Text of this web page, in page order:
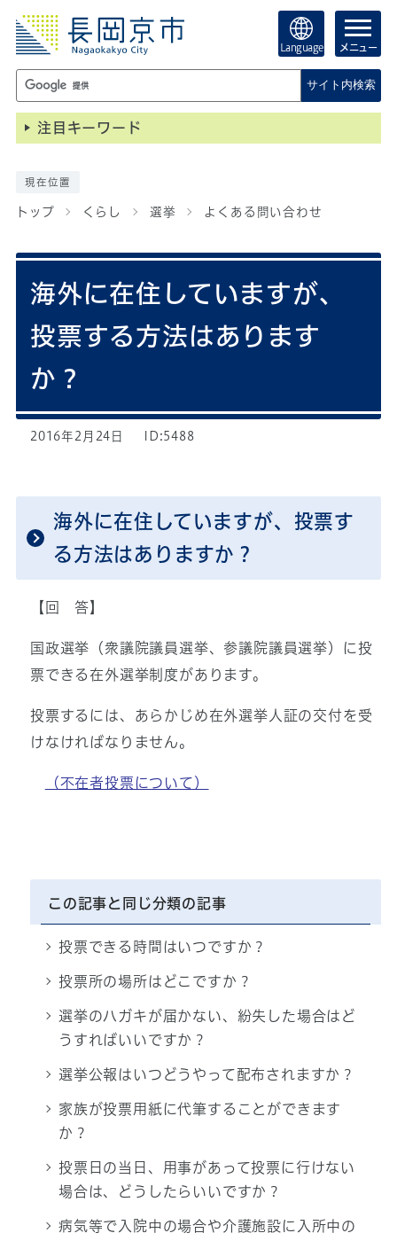
Language メニュー
サイト内検索
注目キーワード
現在位置
トップ くらし 選挙 よくある問い合わせ
海外に在住していますが、
投票する方法はあります
か？
2016年2月24日 ID:5488
海外に在住していますが、投票す
る方法はありますか？
【回 答】
国政選挙（衆議院議員選挙、参議院議員選挙）に投
票できる在外選挙制度があります。
投票するには、あらかじめ在外選挙人証の交付を受
けなければなりません。
（不在者投票について）
この記事と同じ分類の記事
投票できる時間はいつですか？
投票所の場所はどこですか？
選挙のハガキが届かない、紛失した場合はど
うすればいいですか？
選挙公報はいつどうやって配布されますか？
家族が投票用紙に代筆することができます
か？
投票日の当日、用事があって投票に行けない
場合は、どうしたらいいですか？
病気等で入院中の場合や介護施設に入所中の